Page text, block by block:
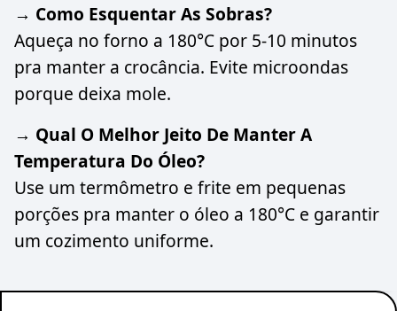
→ Como Esquentar As Sobras?
Aqueça no forno a 180°C por 5-10 minutos
pra manter a crocância. Evite microondas
porque deixa mole.
→ Qual O Melhor Jeito De Manter A
Temperatura Do Óleo?
Use um termômetro e frite em pequenas
porções pra manter o óleo a 180°C e garantir
um cozimento uniforme.